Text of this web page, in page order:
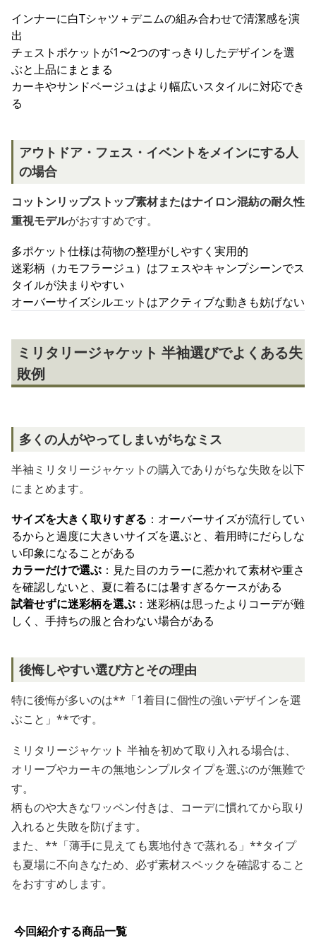
インナーに白Tシャツ＋デニムの組み合わせで清潔感を演
出
チェストポケットが1〜2つのすっきりしたデザインを選
ぶと上品にまとまる
カーキやサンドベージュはより幅広いスタイルに対応でき
る
アウトドア・フェス・イベントをメインにする人
の場合
コットンリップストップ素材またはナイロン混紡の耐久性
重視モデルがおすすめです。
多ポケット仕様は荷物の整理がしやすく実用的
迷彩柄（カモフラージュ）はフェスやキャンプシーンでス
タイルが決まりやすい
オーバーサイズシルエットはアクティブな動きも妨げない
ミリタリージャケット 半袖選びでよくある失
敗例
多くの人がやってしまいがちなミス
半袖ミリタリージャケットの購入でありがちな失敗を以下
にまとめます。
サイズを大きく取りすぎる ：オーバーサイズが流行してい
るからと過度に大きいサイズを選ぶと、着用時にだらしな
い印象になることがある
カラーだけで選ぶ ：見た目のカラーに惹かれて素材や重さ
を確認しないと、夏に着るには暑すぎるケースがある
試着せずに迷彩柄を選ぶ ：迷彩柄は思ったよりコーデが難
しく、手持ちの服と合わない場合がある
後悔しやすい選び方とその理由
特に後悔が多いのは**「1着目に個性の強いデザインを選
ぶこと」**です。
ミリタリージャケット 半袖を初めて取り入れる場合は、
オリーブやカーキの無地シンプルタイプを選ぶのが無難で
す。
柄ものや大きなワッペン付きは、コーデに慣れてから取り
入れると失敗を防げます。
また、**「薄手に見えても裏地付きで蒸れる」**タイプ
も夏場に不向きなため、必ず素材スペックを確認すること
をおすすめします。
今回紹介する商品一覧